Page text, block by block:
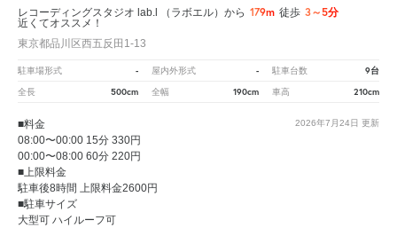
レコーディングスタジオ lab.l （ラボエル）から 179m 徒歩 3～5分
近くてオススメ！
東京都品川区西五反田1-13
駐車場形式 - 屋内外形式 - 駐車台数 9台
全長 500cm 全幅 190cm 車高 210cm
2026年7月24日 更新
■料金
08:00〜00:00 15分 330円
00:00〜08:00 60分 220円
■上限料金
駐車後8時間 上限料金2600円
■駐車サイズ
大型可 ハイルーフ可